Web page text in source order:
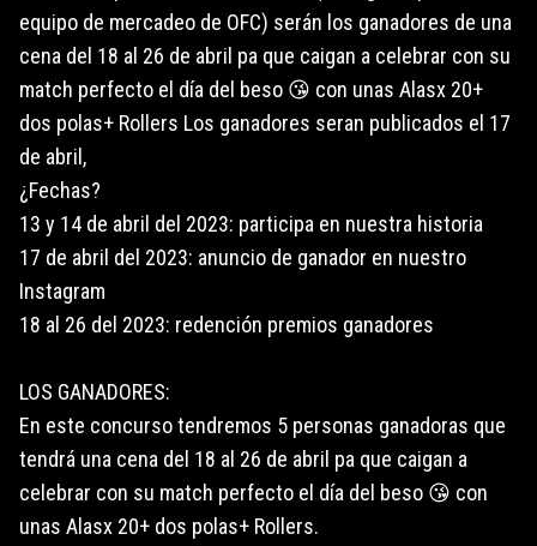
equipo de mercadeo de OFC) serán los ganadores de una
cena del 18 al 26 de abril pa que caigan a celebrar con su
match perfecto el día del beso 😘 con unas Alasx 20+
dos polas+ Rollers Los ganadores seran publicados el 17
de abril,
¿Fechas?
13 y 14 de abril del 2023: participa en nuestra historia
17 de abril del 2023: anuncio de ganador en nuestro
Instagram
18 al 26 del 2023: redención premios ganadores
LOS GANADORES:
En este concurso tendremos 5 personas ganadoras que
tendrá una cena del 18 al 26 de abril pa que caigan a
celebrar con su match perfecto el día del beso 😘 con
unas Alasx 20+ dos polas+ Rollers.